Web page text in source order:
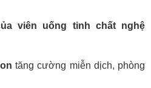
viên uống tinh chất nghệ
tăng cường miễn dịch, phòng